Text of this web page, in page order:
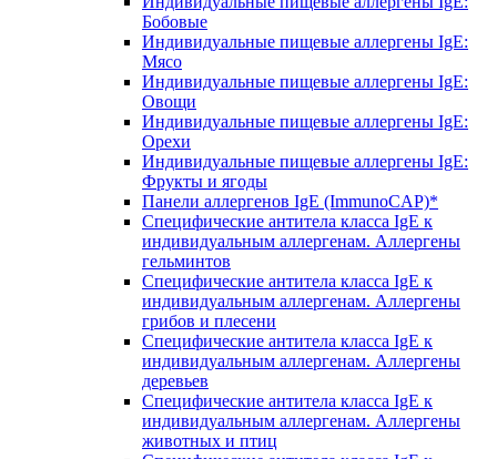
Бобовые
Индивидуальные пищевые аллергены IgE:
Мясо
Индивидуальные пищевые аллергены IgE:
Овощи
Индивидуальные пищевые аллергены IgE:
Орехи
Индивидуальные пищевые аллергены IgE:
Фрукты и ягоды
Панели аллергенов IgE (ImmunoCAP)*
Специфические антитела класса IgE к
индивидуальным аллергенам. Аллергены
гельминтов
Специфические антитела класса IgE к
индивидуальным аллергенам. Аллергены
грибов и плесени
Специфические антитела класса IgE к
индивидуальным аллергенам. Аллергены
деревьев
Специфические антитела класса IgE к
индивидуальным аллергенам. Аллергены
животных и птиц